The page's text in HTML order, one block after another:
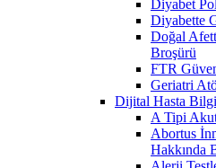
Diyabet
Diyabette
Doğal
Broşürü
FTR
Geriatri
Dijital Hasta
A Tipi
Abortus
Hakkında